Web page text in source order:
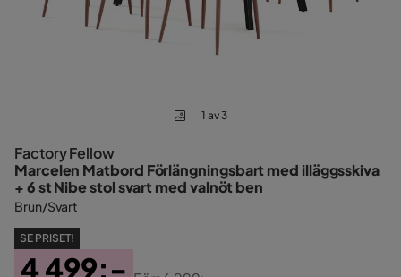
1 av 3
Factory Fellow
Marcelen Matbord Förlängningsbart med illäggsskiva
+ 6 st Nibe stol svart med valnöt ben
Brun/Svart
SE PRISET!
4 499:-